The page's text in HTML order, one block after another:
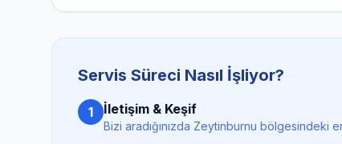
Servis Süreci Nasıl İşliyor?
1 İletişim & Keşif
Bizi aradığınızda Zeytinburnu bölgesindeki